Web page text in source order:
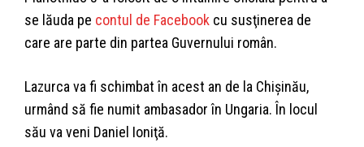
se lăuda pe contul de Facebook cu susţinerea de
care are parte din partea Guvernului român.
Lazurca va fi schimbat în acest an de la Chişinău,
urmând să fie numit ambasador în Ungaria. În locul
său va veni Daniel Ioniţă.